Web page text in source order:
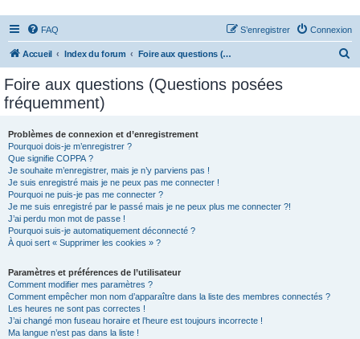
FAQ Connexion
S’enregistrer
Accueil Index du forum Foire aux questions (Questions posées fréquemment)
Foire aux questions (Questions posées
fréquemment)
Problèmes de connexion et d’enregistrement
Pourquoi dois-je m’enregistrer ?
Que signifie COPPA ?
Je souhaite m’enregistrer, mais je n’y parviens pas !
Je suis enregistré mais je ne peux pas me connecter !
Pourquoi ne puis-je pas me connecter ?
Je me suis enregistré par le passé mais je ne peux plus me connecter ?!
J’ai perdu mon mot de passe !
Pourquoi suis-je automatiquement déconnecté ?
À quoi sert « Supprimer les cookies » ?
Paramètres et préférences de l’utilisateur
Comment modifier mes paramètres ?
Comment empêcher mon nom d’apparaître dans la liste des membres connectés ?
Les heures ne sont pas correctes !
J’ai changé mon fuseau horaire et l’heure est toujours incorrecte !
Ma langue n’est pas dans la liste !